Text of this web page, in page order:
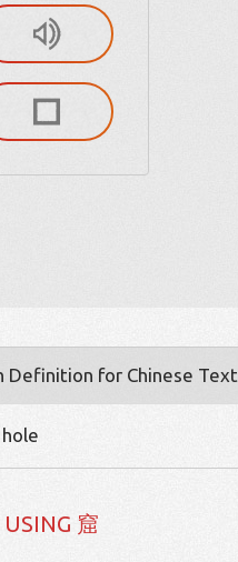
Definition for Chinese Text
窟